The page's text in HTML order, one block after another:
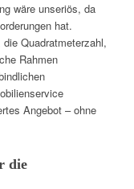
wäre unseriös, da
hat.
Quadratmeterzahl,
Rahmen
Angebot – ohne
die